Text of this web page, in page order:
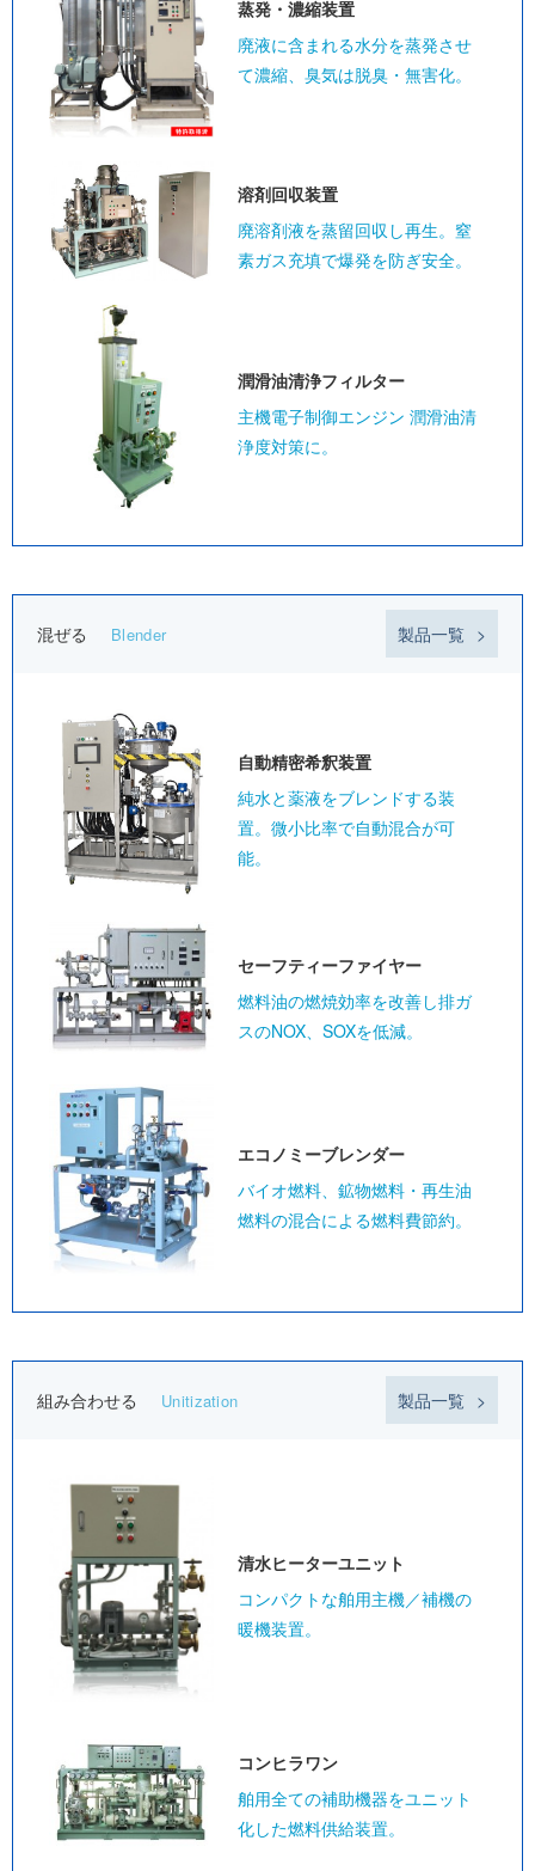
蒸発・濃縮装置
廃液に含まれる水分を蒸発させ
て濃縮、臭気は脱臭・無害化。
溶剤回収装置
廃溶剤液を蒸留回収し再生。窒
素ガス充填で爆発を防ぎ安全。
潤滑油清浄フィルター
主機電子制御エンジン 潤滑油清
浄度対策に。
混ぜる Blender 製品一覧
自動精密希釈装置
純水と薬液をブレンドする装
置。微小比率で自動混合が可
能。
セーフティーファイヤー
燃料油の燃焼効率を改善し排ガ
スのNOX、SOXを低減。
エコノミーブレンダー
バイオ燃料、鉱物燃料・再生油
燃料の混合による燃料費節約。
組み合わせる Unitization 製品一覧
清水ヒーターユニット
コンパクトな舶用主機／補機の
暖機装置。
コンヒラワン
舶用全ての補助機器をユニット
化した燃料供給装置。